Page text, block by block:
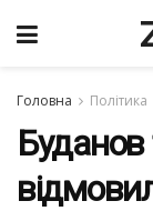
Головна Політика